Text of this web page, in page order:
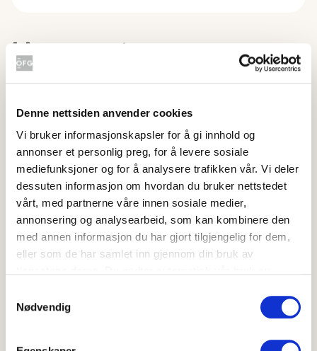
Denne nettsiden anvender cookies
Vi bruker informasjonskapsler for å gi innhold og
annonser et personlig preg, for å levere sosiale
mediefunksjoner og for å analysere trafikken vår. Vi deler
dessuten informasjon om hvordan du bruker nettstedet
vårt, med partnerne våre innen sosiale medier,
annonsering og analysearbeid, som kan kombinere den
med annen informasjon du har gjort tilgjengelig for dem,
eller som de har samlet inn gjennom din bruk av
Nødvendig
Havrerot
også kalles, er en relativt lite kjent
grønnsak her hos oss.
Smaken er delikat og litt søtlig, og sammeliknes med
smaken av østers, asparges, artiskokk og pastinakk.
Havrerot er kjempegod i supper, gratenger og i stuinger.
Skiver av havrerot kan også glaseres - som gulrot.
Bladene er også spiselige, og særlig de unge skuddene
har en pikant smak som kan minne om sikori.
Norsk Havrerot